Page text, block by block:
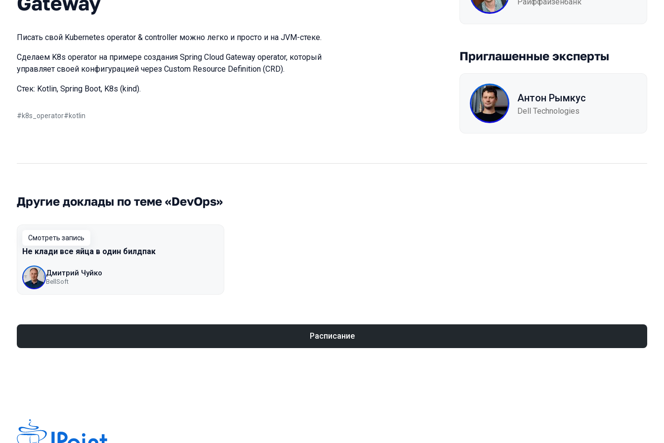
Писать свой Kubernetes operator & controller можно легко и просто и на JVM-стеке.
Сделаем K8s operator на примере создания Spring Cloud Gateway operator, который
управляет своей конфигурацией через Custom Resource Definition (CRD).
Стек: Kotlin, Spring Boot, K8s (kind).
#k8s_operator#kotlin
Приглашенные эксперты
Антон Рымкус
Dell Technologies
Другие доклады по теме «DevOps»
Смотреть запись
Не клади все яйца в один билдпак
Дмитрий Чуйко
BellSoft
Расписание